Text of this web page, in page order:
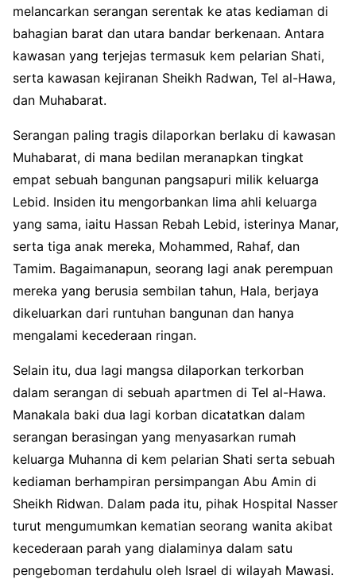
melancarkan serangan serentak ke atas kediaman di
bahagian barat dan utara bandar berkenaan. Antara
kawasan yang terjejas termasuk kem pelarian Shati,
serta kawasan kejiranan Sheikh Radwan, Tel al-Hawa,
dan Muhabarat.
Serangan paling tragis dilaporkan berlaku di kawasan
Muhabarat, di mana bedilan meranapkan tingkat
empat sebuah bangunan pangsapuri milik keluarga
Lebid. Insiden itu mengorbankan lima ahli keluarga
yang sama, iaitu Hassan Rebah Lebid, isterinya Manar,
serta tiga anak mereka, Mohammed, Rahaf, dan
Tamim. Bagaimanapun, seorang lagi anak perempuan
mereka yang berusia sembilan tahun, Hala, berjaya
dikeluarkan dari runtuhan bangunan dan hanya
mengalami kecederaan ringan.
Selain itu, dua lagi mangsa dilaporkan terkorban
dalam serangan di sebuah apartmen di Tel al-Hawa.
Manakala baki dua lagi korban dicatatkan dalam
serangan berasingan yang menyasarkan rumah
keluarga Muhanna di kem pelarian Shati serta sebuah
kediaman berhampiran persimpangan Abu Amin di
Sheikh Ridwan. Dalam pada itu, pihak Hospital Nasser
turut mengumumkan kematian seorang wanita akibat
kecederaan parah yang dialaminya dalam satu
pengeboman terdahulu oleh Israel di wilayah Mawasi.